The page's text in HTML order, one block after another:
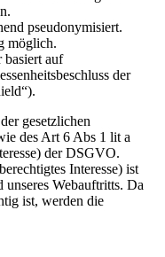
pseudonymisiert.
möglich.
basiert auf
der
gesetzlichen
des Art 6 Abs 1 lit a
der DSGVO.
Interesse) ist
unseres Webauftritts. Da
ist, werden die